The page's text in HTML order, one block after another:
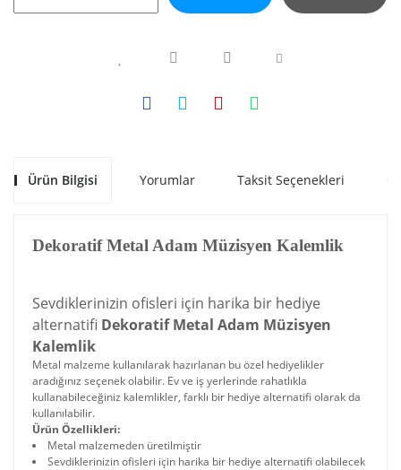
Ürün Bilgisi Yorumlar Taksit Seçenekleri
Dekoratif Metal Adam Müzisyen Kalemlik
Sevdiklerinizin ofisleri için harika bir hediye
alternatifi Dekoratif Metal Adam Müzisyen
Kalemlik
Metal malzeme kullanılarak hazırlanan bu özel hediyelikler
aradığınız seçenek olabilir. Ev ve iş yerlerinde rahatlıkla
kullanabileceğiniz kalemlikler, farklı bir hediye alternatifi olarak da
kullanılabilir.
Ürün Özellikleri:
Metal malzemeden üretilmiştir
Sevdiklerinizin ofisleri için harika bir hediye alternatifi olabilecek